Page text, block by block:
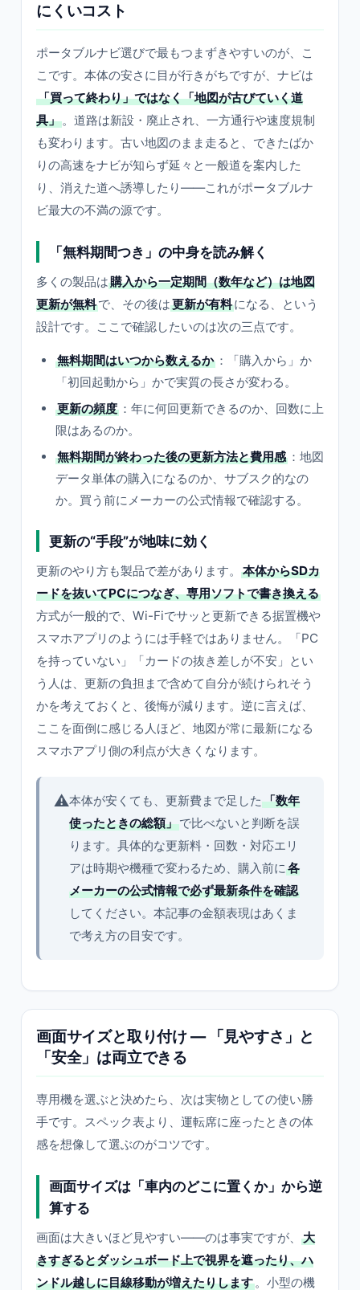
にくいコスト
ポータブルナビ選びで最もつまずきやすいのが、こ
こです。本体の安さに目が行きがちですが、ナビは
「買って終わり」ではなく「地図が古びていく道
具」。道路は新設・廃止され、一方通行や速度規制
も変わります。古い地図のまま走ると、できたばか
りの高速をナビが知らず延々と一般道を案内した
り、消えた道へ誘導したり——これがポータブルナ
ビ最大の不満の源です。
「無料期間つき」の中身を読み解く
多くの製品は購入から一定期間（数年など）は地図
更新が無料で、その後は更新が有料になる、という
設計です。ここで確認したいのは次の三点です。
無料期間はいつから数えるか ：「購入から」か
「初回起動から」かで実質の長さが変わる。
更新の頻度 ：年に何回更新できるのか、回数に上
限はあるのか。
無料期間が終わった後の更新方法と費用感 ：地図
データ単体の購入になるのか、サブスク的なの
か。買う前にメーカーの公式情報で確認する。
更新の“手段”が地味に効く
更新のやり方も製品で差があります。
本体からSDカ
ードを抜いてPCにつなぎ、専用ソフトで書き換える
方式が一般的で、Wi-Fiでサッと更新できる据置機や
スマホアプリのようには手軽ではありません。「PC
を持っていない」「カードの抜き差しが不安」とい
う人は、更新の負担まで含めて自分が続けられそう
かを考えておくと、後悔が減ります。逆に言えば、
ここを面倒に感じる人ほど、地図が常に最新になる
スマホアプリ側の利点が大きくなります。
⚠️本体が安くても、更新費まで足した 「数年
使ったときの総額」で比べないと判断を誤
ります。具体的な更新料・回数・対応エリ
アは時期や機種で変わるため、購入前に各
メーカーの公式情報で必ず最新条件を確認
してください。本記事の金額表現はあくま
で考え方の目安です。
画面サイズと取り付け — 「見やすさ」と
「安全」は両立できる
専用機を選ぶと決めたら、次は実物としての使い勝
手です。スペック表より、運転席に座ったときの体
感を想像して選ぶのがコツです。
画面サイズは「車内のどこに置くか」から逆
算する
画面は大きいほど見やすい——のは事実ですが、
大
きすぎるとダッシュボード上で視界を遮ったり、ハ
ンドル越しに目線移動が増えたりします。小型の機